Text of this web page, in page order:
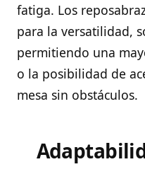
fatiga. Los
para la versatilidad,
permitiendo una
o la posibilidad de
mesa sin obstáculos.